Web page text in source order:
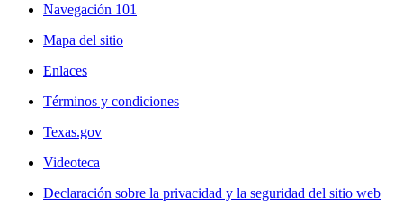
Navegación 101
Mapa del sitio
Enlaces
Términos y condiciones
Texas.gov
Videoteca
Declaración sobre la privacidad y la seguridad del sitio web